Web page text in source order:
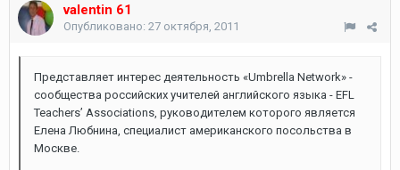
valentin 61
Опубликовано: 27 октября, 2011
Представляет интерес деятельность «Umbrella Network» -
сообщества российских учителей английского языка - EFL
Teachers’ Associations, руководителем которого является
Елена Любнина, специалист американского посольства в
Москве.